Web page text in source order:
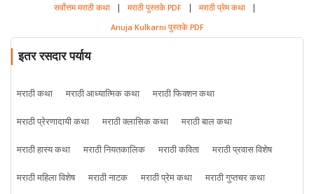
सर्वोत्तम मराठी कथा | मराठी पुस्तके PDF | मराठी प्रेम कथा |
Anuja Kulkarni पुस्तके PDF
इतर रसदार पर्याय
मराठी कथा मराठी आध्यात्मिक कथा
मराठी फिक्शन कथा
मराठी प्रेरणादायी कथा
मराठी क्लासिक कथा
मराठी बाल कथा
मराठी हास्य कथा
मराठी नियतकालिक मराठी कविता
मराठी प्रवास विशेष
मराठी महिला विशेष
मराठी नाटक मराठी प्रेम कथा मराठी गुप्तचर कथा